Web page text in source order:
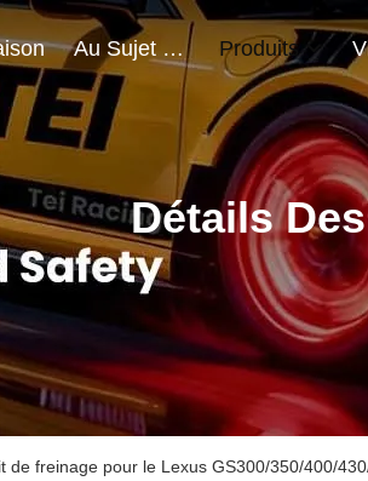
Au Sujet De Nous Produits
Détails
de freinage pour le Lexus GS300/350/400/